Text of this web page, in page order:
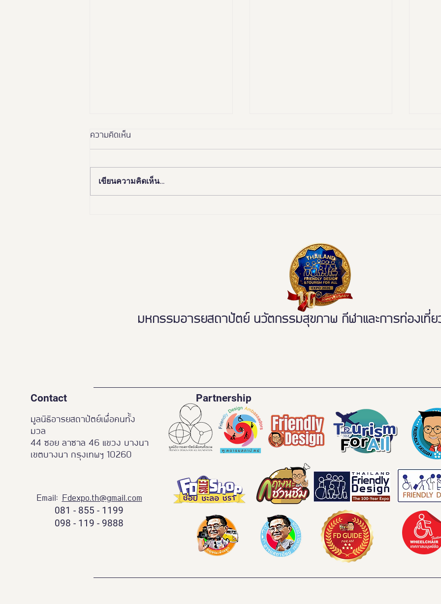
เหลื่อมล้ำ สู่การเข้าถึงบริการ
สาธารณะอย่างเท่าเทียม
ความคิดเห็น
เขียนความคิดเห็น…
มหกรรมอารยสถาปัตย์ นวัตกรรมสุขภาพ กีฬาและการท่องเที่ย
Contact
มูลนิธิอารยสถาปัตย์เพื่อคนทั้ง
มวล
44 ซอย ลาซาล 46 แขวง บางนา
เขตบางนา กรุงเทพฯ 10260
Email: Fdexpo.th@gmail.com
081 - 855 - 1199
098 - 119 - 9888
Partnership